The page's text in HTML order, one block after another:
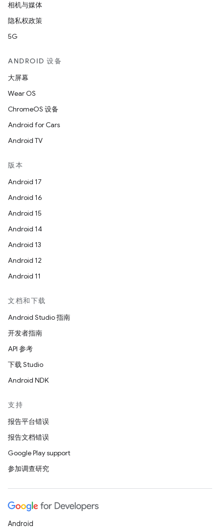
相机与媒体
隐私权政策
5G
ANDROID 设备
大屏幕
Wear OS
ChromeOS 设备
Android for Cars
Android TV
版本
Android 17
Android 16
Android 15
Android 14
Android 13
Android 12
Android 11
文档和下载
Android Studio 指南
开发者指南
API 参考
下载 Studio
Android NDK
支持
报告平台错误
报告文档错误
Google Play support
参加调查研究
Android